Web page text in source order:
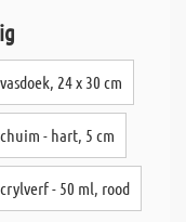
24 x 30 cm
- hart, 5 cm
- 50 ml, rood